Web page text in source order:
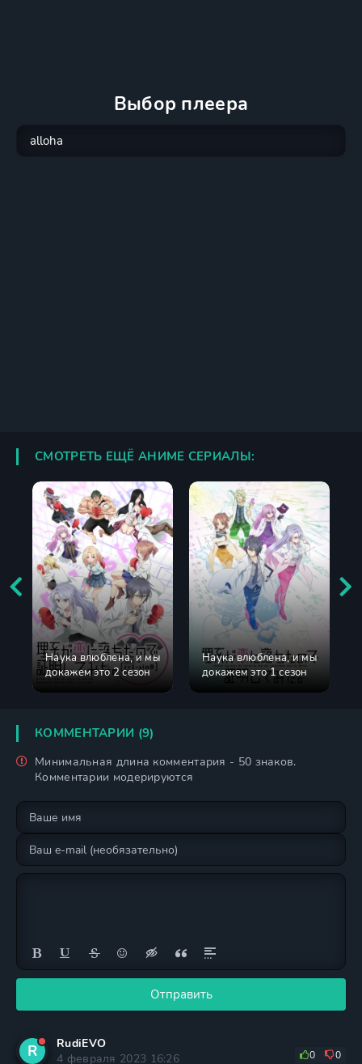
Выбор плеера
СМОТРЕТЬ ЕЩЁ АНИМЕ СЕРИАЛЫ:
Наука влюблена, и мы
докажем это 2 сезон
Наука влюблена, и мы
докажем это 1 сезон
КОММЕНТАРИИ (9)
Минимальная длина комментария - 50 знаков.
Комментарии модерируются
Отправить
R
RudiEVO
4 февраля 2023 16:26
0 0